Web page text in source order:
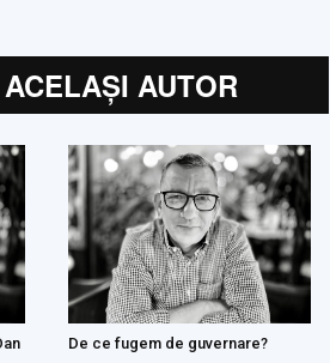
AUTOR
De ce fugem de guvernare?